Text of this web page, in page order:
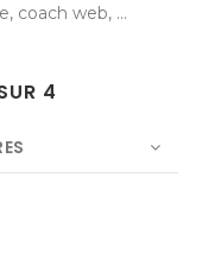
coach web, ...
4